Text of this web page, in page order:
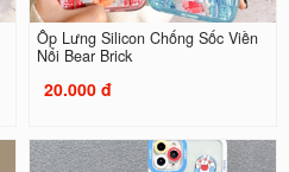
Ốp Lưng Silicon Chống Sốc Viền
Nổi Bear Brick
20.000 đ